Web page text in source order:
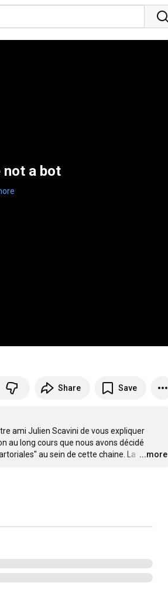
not a bot
Share Save
ami Julien Scavini de vous expliquer
au long cours que nous avons décidé
au sein de cette chaine. La …
...more